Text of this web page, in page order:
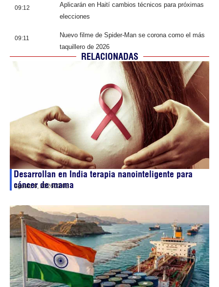
09:12
Aplicarán en Haití cambios técnicos para próximas
elecciones
09:11
Nuevo filme de Spider-Man se corona como el más
taquillero de 2026
RELACIONADAS
Desarrollan en India terapia nanointeligente para
cáncer de mama
agosto 6, 202603:03